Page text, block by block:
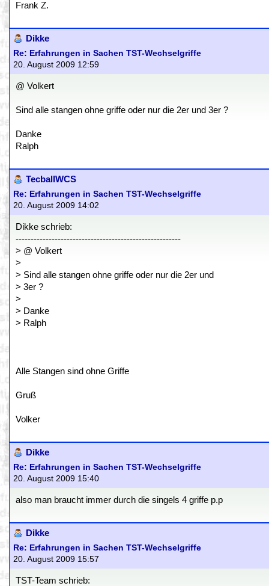
Frank Z.
Dikke
Re: Erfahrungen in Sachen TST-Wechselgriffe
20. August 2009 12:59
@ Volkert
Sind alle stangen ohne griffe oder nur die 2er und 3er ?
Danke
Ralph
TecballWCS
Re: Erfahrungen in Sachen TST-Wechselgriffe
20. August 2009 14:02
Dikke schrieb:
-------------------------------------------------------
> @ Volkert
>
> Sind alle stangen ohne griffe oder nur die 2er und
> 3er ?
>
> Danke
> Ralph
Alle Stangen sind ohne Griffe
Gruß
Volker
Dikke
Re: Erfahrungen in Sachen TST-Wechselgriffe
20. August 2009 15:40
also man braucht immer durch die singels 4 griffe p.p
Dikke
Re: Erfahrungen in Sachen TST-Wechselgriffe
20. August 2009 15:57
TST-Team schrieb: